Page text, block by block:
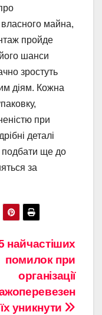
майна,
пройде
його шанси
зростуть
діям. Кожна
при
деталі
подбати ще до
за
найчастіших
помилок при
організації
уникнути